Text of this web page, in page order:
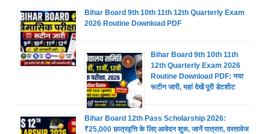
Bihar Board 9th 10th 11th 12th Quarterly Exam
2026 Routine Download PDF
Bihar Board 9th 10th 11th
12th Quarterly Exam 2026
Routine Download PDF: नया
रूटीन जारी, यहां देखें पूरी डेटशीट
Bihar Board 12th Pass Scholarship 2026:
₹25,000 छात्रवृत्ति के लिए आवेदन शुरू, जानें पात्रता, दस्तावेज